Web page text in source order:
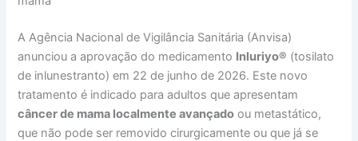
A Agência Nacional de Vigilância Sanitária (Anvisa)
anunciou a aprovação do medicamento Inluriyo® (tosilato
de inlunestranto) em 22 de junho de 2026. Este novo
tratamento é indicado para adultos que apresentam
câncer de mama localmente avançado ou metastático,
que não pode ser removido cirurgicamente ou que já se